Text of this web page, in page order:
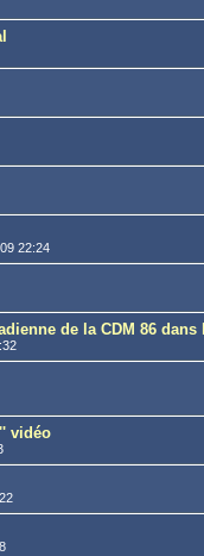
22:24
de la CDM 86 dans
vidéo